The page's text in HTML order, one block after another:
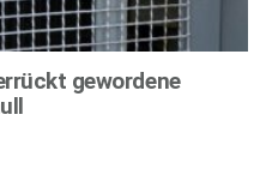
gewordene